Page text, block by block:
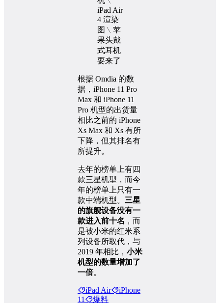
根据 Omdia 的数
据，iPhone 11 Pro
Max 和 iPhone 11
Pro 机型的出货量
相比之前的 iPhone
Xs Max 和 Xs 有所
下降，但其排名有
所提升。
去年的榜单上有四
款三星机型，而今
年的榜单上只有一
款中端机型。 三星
的旗舰设备没有一
款进入前十名 ，而
是被小米的红米系
列设备所取代，与
2019 年相比， 小米
机型的数量增加了
一倍。
iPad Air
iPhone
11
爆料